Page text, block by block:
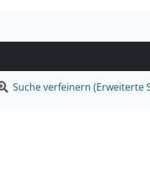
Suche verfeinern (Erweiterte